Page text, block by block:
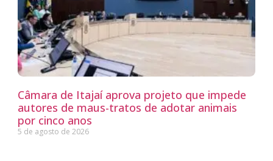
Câmara de Itajaí aprova projeto que impede
autores de maus-tratos de adotar animais
por cinco anos
5 de agosto de 2026